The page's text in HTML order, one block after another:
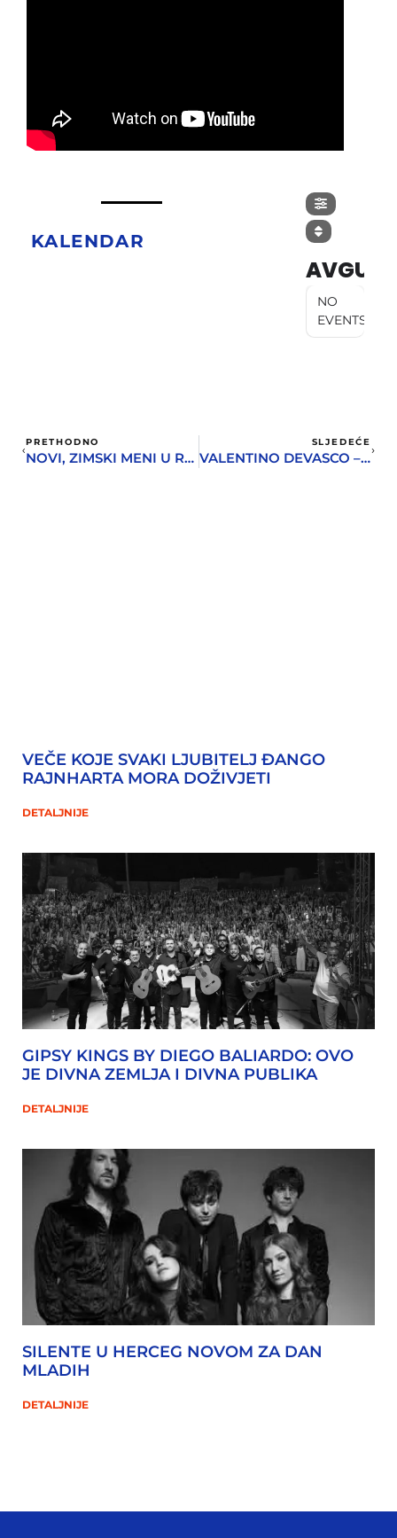
KALENDAR
AVGUST
NO
EVENTS
PRETHODNO
NOVI, ZIMSKI MENI U RESTORANU HOTELA LAZURE
SLJEDEĆE
VALENTINO DEVASCO – NOMAD SA ČARANGOM STIŽE U HERCEG NOVI
VEČE KOJE SVAKI LJUBITELJ ĐANGO
RAJNHARTA MORA DOŽIVJETI
DETALJNIJE
GIPSY KINGS BY DIEGO BALIARDO: OVO
JE DIVNA ZEMLJA I DIVNA PUBLIKA
DETALJNIJE
SILENTE U HERCEG NOVOM ZA DAN
MLADIH
DETALJNIJE